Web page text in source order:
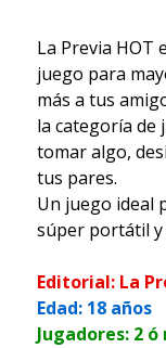
La Previa HOT
juego para
más a tus
la categoría de
tomar algo,
tus pares.
Un juego ideal
súper portátil y
Editorial: La
Edad: 18 años
Jugadores: 2 ó